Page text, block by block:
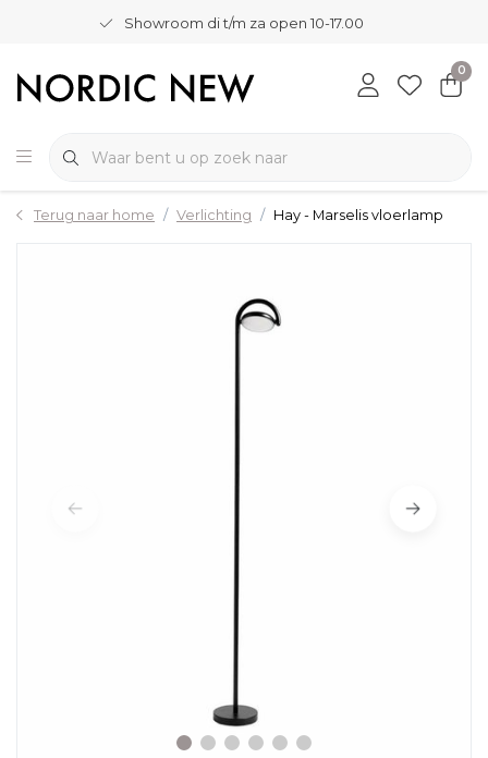
Showroom di t/m za open 10-17.00
0
Terug naar home Verlichting Hay - Marselis vloerlamp